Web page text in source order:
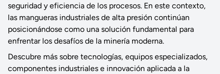
seguridad y eficiencia de los procesos. En este contexto,
las mangueras industriales de alta presión continúan
posicionándose como una solución fundamental para
enfrentar los desafíos de la minería moderna.
Descubre más sobre tecnologías, equipos especializados,
componentes industriales e innovación aplicada a la